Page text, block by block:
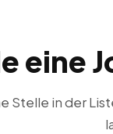
eine
Stelle in der